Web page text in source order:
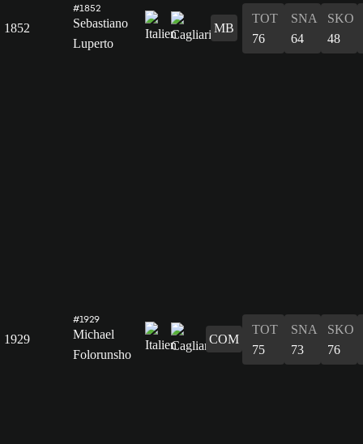
1852
#1852
Sebastiano
Luperto
MB
TOT
76
SNA
64
SKO
48
1929
#1929
Michael
Folorunsho
COM
TOT
75
SNA
73
SKO
76